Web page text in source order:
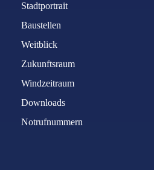
Stadtportrait
Baustellen
Weitblick
Zukunftsraum
Windzeitraum
Downloads
Notrufnummern